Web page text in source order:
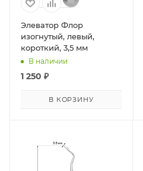
Элеватор Флор
изогнутый, левый,
короткий, 3,5 мм
В наличии
1 250 ₽
В КОРЗИНУ